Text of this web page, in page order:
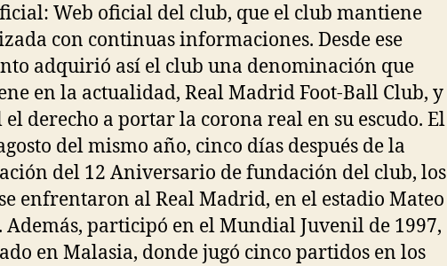
Web oficial del club, que el club mantiene
con continuas informaciones. Desde ese
adquirió así el club una denominación que
en la actualidad, Real Madrid Foot-Ball Club, y
derecho a portar la corona real en su escudo. El
del mismo año, cinco días después de la
del 12 Aniversario de fundación del club, los
enfrentaron al Real Madrid, en el estadio Mateo
Además, participó en el Mundial Juvenil de 1997,
en Malasia, donde jugó cinco partidos en los